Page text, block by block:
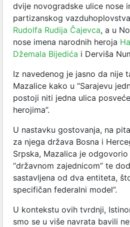
dvije novogradske ulice nose
partizanskog
Rudolfa Rudija Čajevca, a u
nose imena narodnih heroja
Džemala Bijedića i Derviša
Iz navedenog je jasno da nije
Mazalice kako u “Sarajevu
postoji niti jedna ulica
herojima”.
U nastavku gostovanja, na
za njega država Bosna i
Srpska, Mazalica je
“državnom zajednicom” te
sastavljena od dva entiteta,
specifičan federalni model”.
U kontekstu ovih tvrdnji,
smo se u više navrata bavili